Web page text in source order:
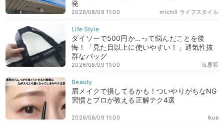
発
michill ライフスタイル
2026/08/09 11:00
ダイソーで500円か…って悩んだことを後
悔！「見た目以上に使いやすい！」通気性抜
群なバッグ
海原藍
2026/08/09 11:00
眉メイクで損してるかも！ついやりがちなNG
習慣とプロが教える正解テク4選
Ikue
2026/08/09 11:00